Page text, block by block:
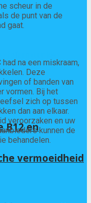
B12 en
vermoeidheid
scheur in de
de punt van de
gaat.
na een miskraam,
Deze
of banden van
vormen. Bij het
zich op tussen
dan aan elkaar.
veroorzaken en uw
kunnen de
behandelen.